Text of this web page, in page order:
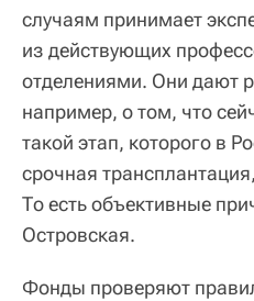
случаям принимает
из действующих
отделениями. Они дают
например, о том, что
такой этап, которого в
срочная
То есть объективные
Островская.
Фонды проверяют